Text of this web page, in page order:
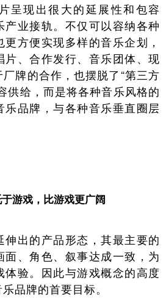
呈现出很大的延展性和包容
产业接轨。不仅可以容纳各种
方便实现多样的音乐企划，
片、合作发行、音乐团体、现
牌的合作，也摆脱了“第三方
供给，而是将各种音乐风格的
乐品牌，与各种音乐垂直圈层
游戏，比游戏更广阔
出的产品形态，其最主要的
、角色、叙事达成一致，为
验。因此与游戏概念的高度
品牌的首要目标。